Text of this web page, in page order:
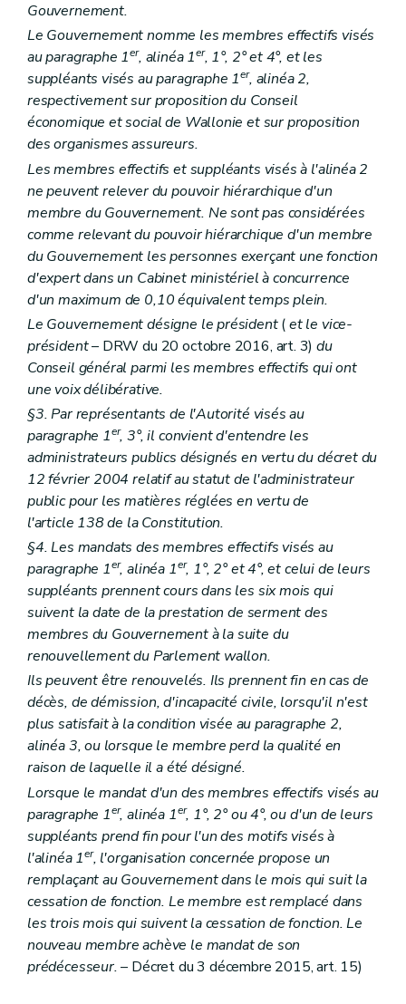
Art. 149/8
Art. 149/9
Art. 149/10
Section 3 Subventionnement
Art. 149/11
Art. 149/12
Livre II Intégration des personnes étrangères et d'origine étrangère
Titre I
er
Définitions
Art. 150
Titre II L'action régionale
Art. 151
Art. 151/1
Titre III Parcours d'accueil
Chapitre Ier
Organisation
Art. 152
Art. 152/1
Art. 152/2
Art. 152/3
Art. 152/4
Art. « 152/5
Art. 152/6
Chapitre II Obligations
Art. 152/7
Chapitre III Sanctions
Art. 152/8
Chapitre IV Le comité de coordination
Art. 152/9
Chapitre V Subventionnement
Art. 152/10
Art. 152/11
Titre IV Centres régionaux pour l'intégration des personnes étrangères et d'origine étrangère
Chapitre Ier
Missions
Art. 153
Chapitre II Agrément
Art. 153/1
Art. 153/2
Art. 153/3
Art. 153/4
Art. 153/5
Art. 153/6
Chapitre III Subventionnement
Art. 153/7
Art. 153/8
Titre V Initiatives locales d'intégration des personnes étrangères et d'origine étrangère
Chapitre Ier
Missions
Art. 154
Chapitre II Agrément
Art. 154/1
Art. 154/2
Art. 154/3
Chapitre III Subventionnement
Art. 154/4
Titre VI Interprétariat en milieu social
Chapitre Ier
Missions
Art. 155
Chapitre II Agrément
Gouvernement.
Le Gouvernement nomme les membres effectifs visés
au paragraphe 1er, alinéa 1er, 1°, 2° et 4°, et les
suppléants visés au paragraphe 1er, alinéa 2,
respectivement sur proposition du Conseil
économique et social de Wallonie et sur proposition
des organismes assureurs.
Les membres effectifs et suppléants visés à l'alinéa 2
ne peuvent relever du pouvoir hiérarchique d'un
membre du Gouvernement. Ne sont pas considérées
comme relevant du pouvoir hiérarchique d'un membre
du Gouvernement les personnes exerçant une fonction
d'expert dans un Cabinet ministériel à concurrence
d'un maximum de 0,10 équivalent temps plein.
Le Gouvernement désigne le président(et le vice-
président– DRW du 20 octobre 2016, art. 3)du
Conseil général parmi les membres effectifs qui ont
une voix délibérative.
§3. Par représentants de l'Autorité visés au
paragraphe 1er, 3°, il convient d'entendre les
administrateurs publics désignés en vertu du décret du
12 février 2004 relatif au statut de l'administrateur
public pour les matières réglées en vertu de
l'article 138 de la Constitution.
§4. Les mandats des membres effectifs visés au
paragraphe 1er, alinéa 1er, 1°, 2° et 4°, et celui de leurs
suppléants prennent cours dans les six mois qui
suivent la date de la prestation de serment des
membres du Gouvernement à la suite du
renouvellement du Parlement wallon.
Ils peuvent être renouvelés. Ils prennent fin en cas de
décès, de démission, d'incapacité civile, lorsqu'il n'est
plus satisfait à la condition visée au paragraphe 2,
alinéa 3, ou lorsque le membre perd la qualité en
raison de laquelle il a été désigné.
Lorsque le mandat d'un des membres effectifs visés au
paragraphe 1er, alinéa 1er, 1°, 2° ou 4°, ou d'un de leurs
suppléants prend fin pour l'un des motifs visés à
l'alinéa 1er, l'organisation concernée propose un
remplaçant au Gouvernement dans le mois qui suit la
cessation de fonction. Le membre est remplacé dans
les trois mois qui suivent la cessation de fonction. Le
nouveau membre achève le mandat de son
prédécesseur.– Décret du 3 décembre 2015, art. 15)